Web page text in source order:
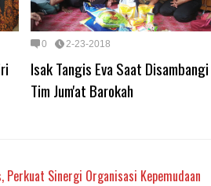
0 2-23-2018
Isak Tangis Eva Saat Disambangi
Tim Jum'at Barokah
Sinergi Organisasi Kepemudaan